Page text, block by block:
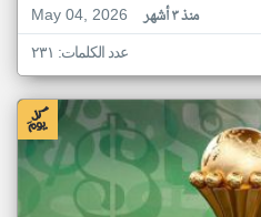
May 04, 2026
منذ ٣ أشهر
عدد الكلمات: ٢٣١